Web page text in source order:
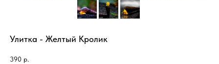
Улитка - Желтый Кролик
390 р.